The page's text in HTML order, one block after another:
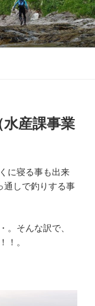
水産課事業
に寝る事も出来
通しで釣りする事
。そんな訳で、
！。